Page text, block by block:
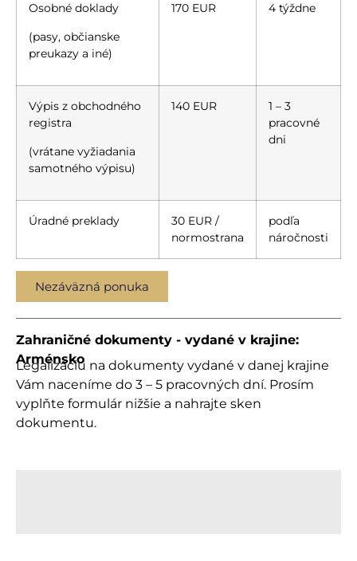
Osobné doklady
(pasy, občianske
preukazy a iné)
170 EUR 4 týždne
Výpis z obchodného
registra
(vrátane vyžiadania
samotného výpisu)
140 EUR
1 – 3
pracovné
dni
Úradné preklady
30 EUR /
normostrana
podľa
náročnosti
Nezáväzná ponuka
Zahraničné dokumenty - vydané v krajine:
Arménsko
Legalizáciu na dokumenty vydané v danej krajine
Vám naceníme do 3 – 5 pracovných dní. Prosím
vyplňte formulár nižšie a nahrajte sken
dokumentu.